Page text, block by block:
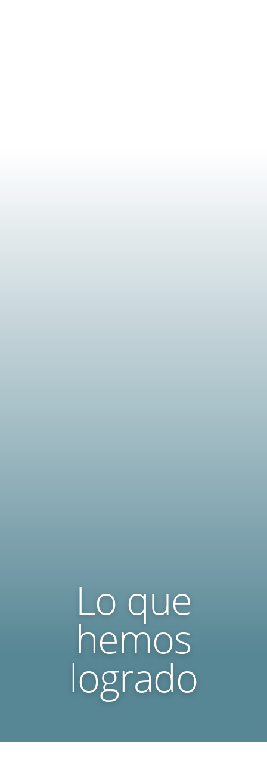
Lo que
hemos
logrado